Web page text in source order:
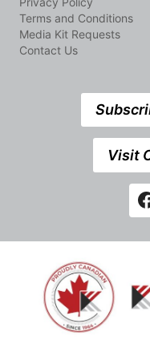
Terms and Conditions
Media Kit Requests
Contact Us
Visit